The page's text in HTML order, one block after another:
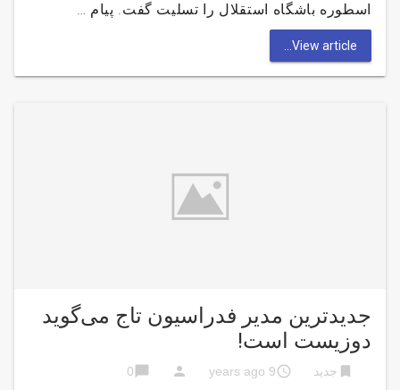
اسطوره باشگاه استقلال را تسلیت گفت. پیام …
View article...
جدیدترین مدیر فدراسیون تاج می‌گوید
دوزیست است!
bookmark جدید access_time
9 years ago
person
chat_bubble
0